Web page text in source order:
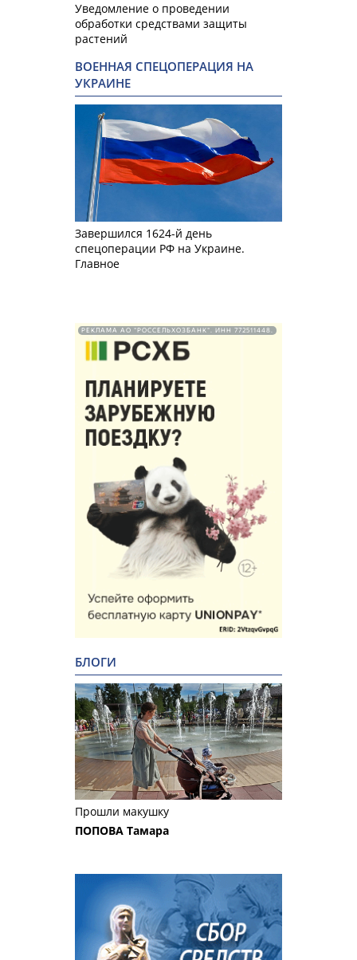
Уведомление о проведении
обработки средствами защиты
растений
ВОЕННАЯ СПЕЦОПЕРАЦИЯ НА
УКРАИНЕ
Завершился 1624-й день
спецоперации РФ на Украине.
Главное
РЕКЛАМА АО "РОССЕЛЬХОЗБАНК". ИНН 772511448.
БЛОГИ
Прошли макушку
ПОПОВА Тамара